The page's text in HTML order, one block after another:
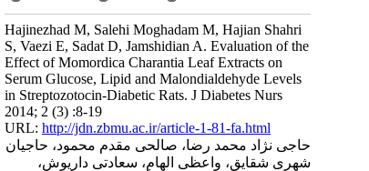
Hajinezhad M, Salehi Moghadam M, Hajian Shahri
S, Vaezi E, Sadat D, Jamshidian A. Evaluation of the
Effect of Momordica Charantia Leaf Extracts on
Serum Glucose, Lipid and Malondialdehyde Levels
in Streptozotocin-Diabetic Rats. J Diabetes Nurs
2014; 2 (3) :8-19
URL: http://jdn.zbmu.ac.ir/article-1-81-fa.html
حاجی نژاد محمد رضا، صالحی مقدم محمود، حاجیان
شهری شقایق، واعظی الهام، سعادتی داریوش،